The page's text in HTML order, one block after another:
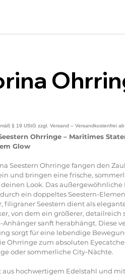
Ohrringe – Maritimes
Glow
Seestern Ohrringe fangen den
und bringen eine frische,
Look. Das außergewöhnliche
ein doppeltes Seestern-
filigraner Seestern dient als
von dem ein größerer, detailreich
Anhänger sanft herabhängt. Diese
sorgt für eine lebendige
Ohrringe zum absoluten
oder sommerliche City-Nächte.
aus hochwertigem Edelstahl und